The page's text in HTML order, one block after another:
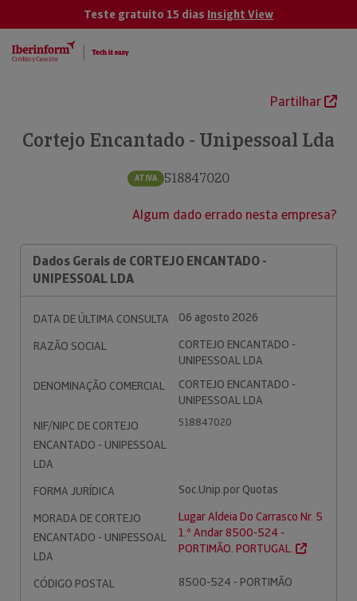
Teste gratuito 15 dias Insight View
Partilhar
Cortejo Encantado - Unipessoal Lda
ATIVA 518847020
Algum dado errado nesta empresa?
Dados Gerais de CORTEJO ENCANTADO -
UNIPESSOAL LDA
DATA DE ÚLTIMA CONSULTA
06 agosto 2026
RAZÃO SOCIAL
CORTEJO ENCANTADO -
UNIPESSOAL LDA
DENOMINAÇÃO COMERCIAL
CORTEJO ENCANTADO -
UNIPESSOAL LDA
NIF/NIPC DE CORTEJO
ENCANTADO - UNIPESSOAL
LDA
518847020
FORMA JURÍDICA
Soc.Unip.por Quotas
MORADA DE CORTEJO
ENCANTADO - UNIPESSOAL
LDA
Lugar Aldeia Do Carrasco Nr. 5
1.º Andar 8500-524 -
PORTIMÃO. PORTUGAL.
CÓDIGO POSTAL
8500-524 - PORTIMÃO